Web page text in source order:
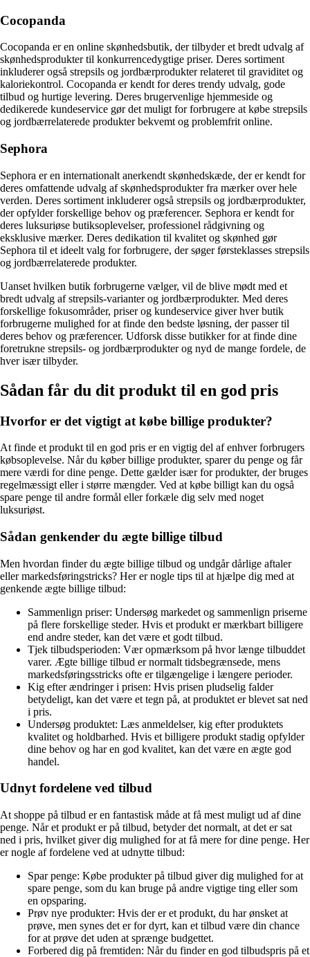
Cocopanda
Cocopanda er en online skønhedsbutik, der tilbyder et bredt udvalg af
skønhedsprodukter til konkurrencedygtige priser. Deres sortiment
inkluderer også strepsils og jordbærprodukter relateret til graviditet og
kaloriekontrol. Cocopanda er kendt for deres trendy udvalg, gode
tilbud og hurtige levering. Deres brugervenlige hjemmeside og
dedikerede kundeservice gør det muligt for forbrugere at købe strepsils
og jordbærrelaterede produkter bekvemt og problemfrit online.
Sephora
Sephora er en internationalt anerkendt skønhedskæde, der er kendt for
deres omfattende udvalg af skønhedsprodukter fra mærker over hele
verden. Deres sortiment inkluderer også strepsils og jordbærprodukter,
der opfylder forskellige behov og præferencer. Sephora er kendt for
deres luksuriøse butiksoplevelser, professionel rådgivning og
eksklusive mærker. Deres dedikation til kvalitet og skønhed gør
Sephora til et ideelt valg for forbrugere, der søger førsteklasses strepsils
og jordbærrelaterede produkter.
Uanset hvilken butik forbrugerne vælger, vil de blive mødt med et
bredt udvalg af strepsils-varianter og jordbærprodukter. Med deres
forskellige fokusområder, priser og kundeservice giver hver butik
forbrugerne mulighed for at finde den bedste løsning, der passer til
deres behov og præferencer. Udforsk disse butikker for at finde dine
foretrukne strepsils- og jordbærprodukter og nyd de mange fordele, de
hver især tilbyder.
Sådan får du dit produkt til en god pris
Hvorfor er det vigtigt at købe billige produkter?
At finde et produkt til en god pris er en vigtig del af enhver forbrugers
købsoplevelse. Når du køber billige produkter, sparer du penge og får
mere værdi for dine penge. Dette gælder især for produkter, der bruges
regelmæssigt eller i større mængder. Ved at købe billigt kan du også
spare penge til andre formål eller forkæle dig selv med noget
luksuriøst.
Sådan genkender du ægte billige tilbud
Men hvordan finder du ægte billige tilbud og undgår dårlige aftaler
eller markedsføringstricks? Her er nogle tips til at hjælpe dig med at
genkende ægte billige tilbud:
Sammenlign priser: Undersøg markedet og sammenlign priserne
på flere forskellige steder. Hvis et produkt er mærkbart billigere
end andre steder, kan det være et godt tilbud.
Tjek tilbudsperioden: Vær opmærksom på hvor længe tilbuddet
varer. Ægte billige tilbud er normalt tidsbegrænsede, mens
markedsføringsstricks ofte er tilgængelige i længere perioder.
Kig efter ændringer i prisen: Hvis prisen pludselig falder
betydeligt, kan det være et tegn på, at produktet er blevet sat ned
i pris.
Undersøg produktet: Læs anmeldelser, kig efter produktets
kvalitet og holdbarhed. Hvis et billigere produkt stadig opfylder
dine behov og har en god kvalitet, kan det være en ægte god
handel.
Udnyt fordelene ved tilbud
At shoppe på tilbud er en fantastisk måde at få mest muligt ud af dine
penge. Når et produkt er på tilbud, betyder det normalt, at det er sat
ned i pris, hvilket giver dig mulighed for at få mere for dine penge. Her
er nogle af fordelene ved at udnytte tilbud:
Spar penge: Købe produkter på tilbud giver dig mulighed for at
spare penge, som du kan bruge på andre vigtige ting eller som
en opsparing.
Prøv nye produkter: Hvis der er et produkt, du har ønsket at
prøve, men synes det er for dyrt, kan et tilbud være din chance
for at prøve det uden at sprænge budgettet.
Forbered dig på fremtiden: Når du finder en god tilbudspris på et